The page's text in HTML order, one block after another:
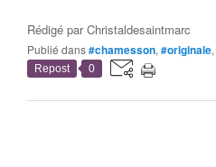
Rédigé parChristaldesaintmarc
Publié dans#chamesson, #originale,
Repost 0